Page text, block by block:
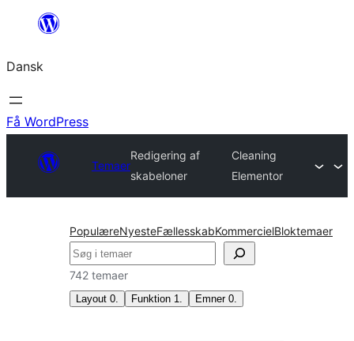
Spring
indhold
Dansk
Få WordPress
Temaer
Redigering af
skabeloner
Cleaning
Elementor
PopulæreNyesteFællesskabKommercielBloktemaer
Søg
742 temaer
Layout 0. Funktion 1. Emner 0.